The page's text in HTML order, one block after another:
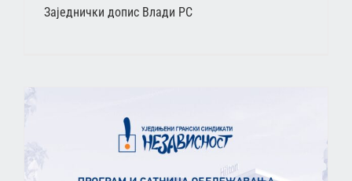
Заједнички допис Влади РС